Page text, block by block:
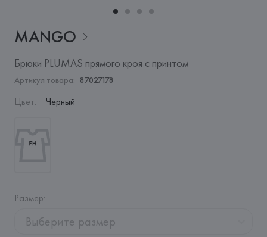
MANGO
Брюки PLUMAS прямого кроя с принтом
Артикул товара: 87027178
Цвет: Черный
Размер:
Выберите размер